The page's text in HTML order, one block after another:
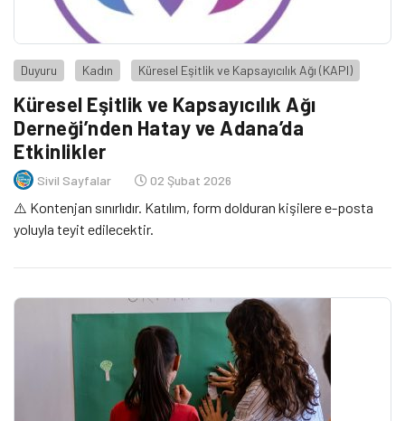
Duyuru Kadın Küresel Eşitlik ve Kapsayıcılık Ağı (KAPI)
Küresel Eşitlik ve Kapsayıcılık Ağı
Derneği’nden Hatay ve Adana’da
Etkinlikler
Sivil Sayfalar 02 Şubat 2026
⚠️ Kontenjan sınırlıdır. Katılım, form dolduran kişilere e-posta
yoluyla teyit edilecektir.